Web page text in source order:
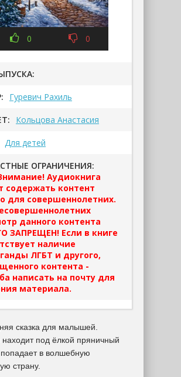
0 0
Гуревич Рахиль
Кольцова Анастасия
Для детей
ОГРАНИЧЕНИЯ:
Аудиокнига
содержать контент
для совершеннолетних.
данного контента
ЗАПРЕЩЕН! Если в книге
наличие
ЛГБТ и другого,
контента -
написать на почту для
материала.
сказка для малышей.
находит под ёлкой пряничный
в волшебную
страну.